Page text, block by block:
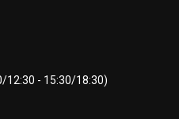
12:30 - 15:30/18:30)